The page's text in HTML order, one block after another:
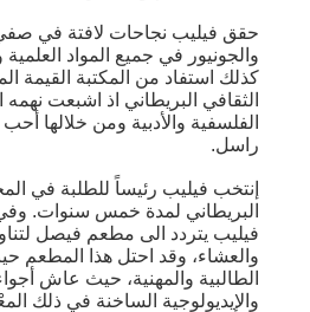
حقق فيليب نجاحات لافتة في
والجونيور في جميع المواد
كذلك استفاد من المكتبة القيمة
الثقافي البريطاني اذ اشبعت
الفلسفية والأدبية ومن خلالها
راسل.
إنتخب فيليب رئيساً للطلبة في
البريطاني لمدة خمس سنوات.
فيليب يتردد الى مطعم فيصل
والعشاء، وقد احتل هذا المطعم
الطالبية والمهنية، حيث عاش
والإيديولوجية الساخنة في ذلك